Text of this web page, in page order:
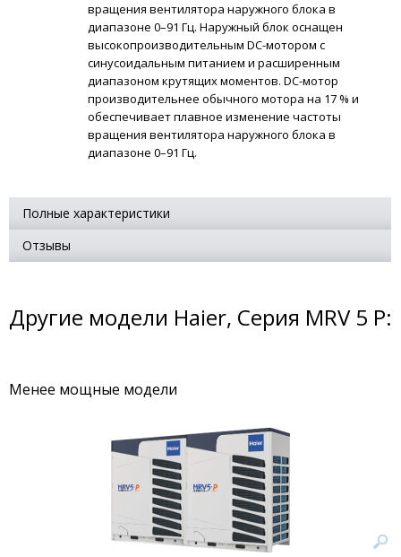
вращения вентилятора наружного блока в
диапазоне 0–91 Гц. Наружный блок оснащен
высокопроизводительным DC-мотором с
синусоидальным питанием и расширенным
диапазоном крутящих моментов. DC-мотор
производительнее обычного мотора на 17 % и
обеспечивает плавное изменение частоты
вращения вентилятора наружного блока в
диапазоне 0–91 Гц.
Полные характеристики
Отзывы
Другие модели Haier, Серия MRV 5 P:
Менее мощные модели